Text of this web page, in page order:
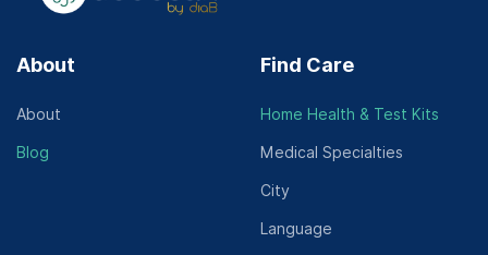
About
About
Blog
Find Care
Home Health & Test Kits
Medical Specialties
City
Language